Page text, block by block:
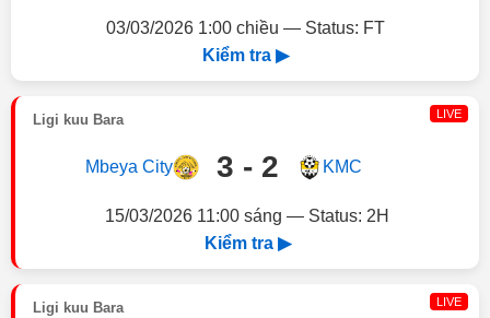
03/03/2026 1:00 chiều — Status: FT
Kiểm tra ▶
Ligi kuu Bara LIVE
Mbeya City 3 - 2 KMC
15/03/2026 11:00 sáng — Status: 2H
Kiểm tra ▶
Ligi kuu Bara LIVE